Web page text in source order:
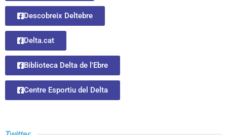
Descobreix Deltebre
Delta.cat
Biblioteca Delta de l'Ebre
Centre Esportiu del Delta